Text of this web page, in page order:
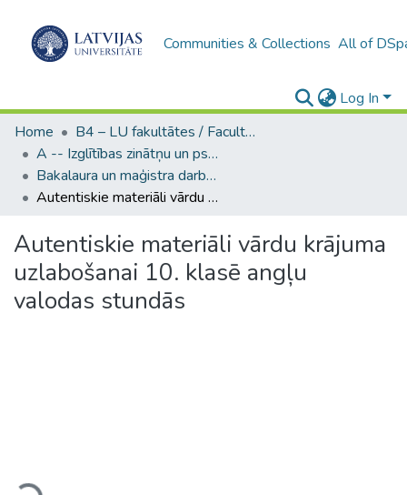
Communities & Collections All of
Log In
Home
B4 – LU fakultātes / Faculties of the UL
A -- Izglītības zinātņu un psiholoģijas fakultāte / Faculty of Education Sciences and Psychology
Bakalaura un maģistra darbi (PPMF) / Bachelor's and Master's theses
Autentiskie materiāli vārdu krājuma uzlabošanai 10. klasē angļu valodas stundās
Autentiskie materiāli vārdu krājuma
uzlabošanai 10. klasē angļu
valodas stundās
Loading...